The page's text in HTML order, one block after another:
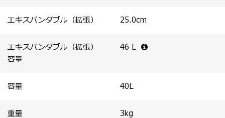
エキスパンダブル（拡張） 25.0cm
エキスパンダブル（拡張）
容量
46 L
容量 40L
重量 3kg